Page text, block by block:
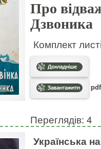
Про
Дзвоника
Комплект
Переглядів: 4
Українська